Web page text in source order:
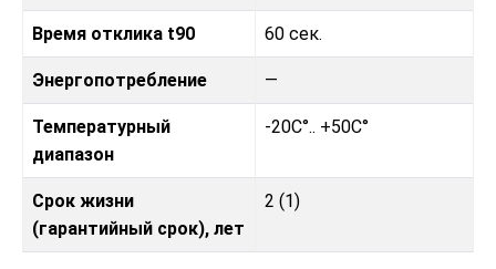
Время отклика t90 60 сек.
Энергопотребление —
Температурный
диапазон
-20C°.. +50C°
Срок жизни
(гарантийный срок), лет
2 (1)